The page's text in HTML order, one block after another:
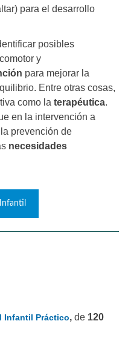
para el desarrollo
posibles
y
para mejorar la
Entre otras cosas,
como la terapéutica.
en la intervención a
prevención de
necesidades
Infantil Práctico, de 120